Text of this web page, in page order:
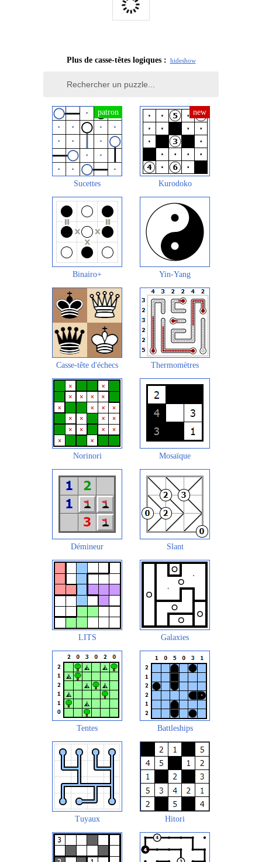
Plus de casse-têtes logiques : hideshow
Sucettes Kurodoko
Binairo+ Yin-Yang
Casse-tête d'échecs Thermomètres
Norinori Mosaïque
Démineur Slant
LITS Galaxies
Tentes Battleships
Tuyaux Hitori